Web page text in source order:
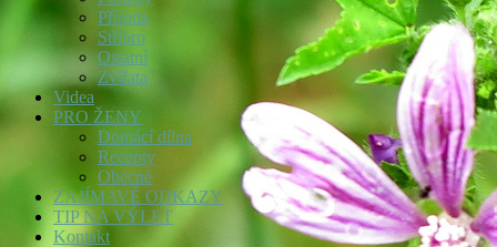
Příroda
Stříbro
Ostatní
Zvířata
Videa
PRO ŽENY
Domácí dílna
Recepty
Obecné
ZAJÍMAVÉ ODKAZY
TIP NA VÝLET
Kontakt